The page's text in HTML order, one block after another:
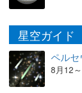
星空ガイド
ペル
8月12